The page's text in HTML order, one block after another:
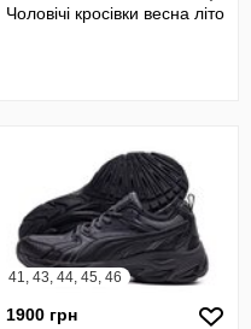
Чоловічі кросівки весна літо
41, 43, 44, 45, 46
1900 грн